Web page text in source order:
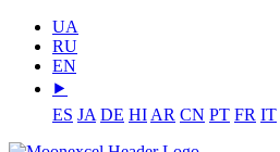
UA
RU
EN
⯈
ES JA DE HI AR CN PT FR IT